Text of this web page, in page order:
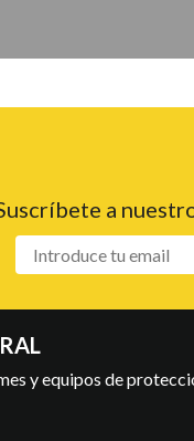
a
y equipos de